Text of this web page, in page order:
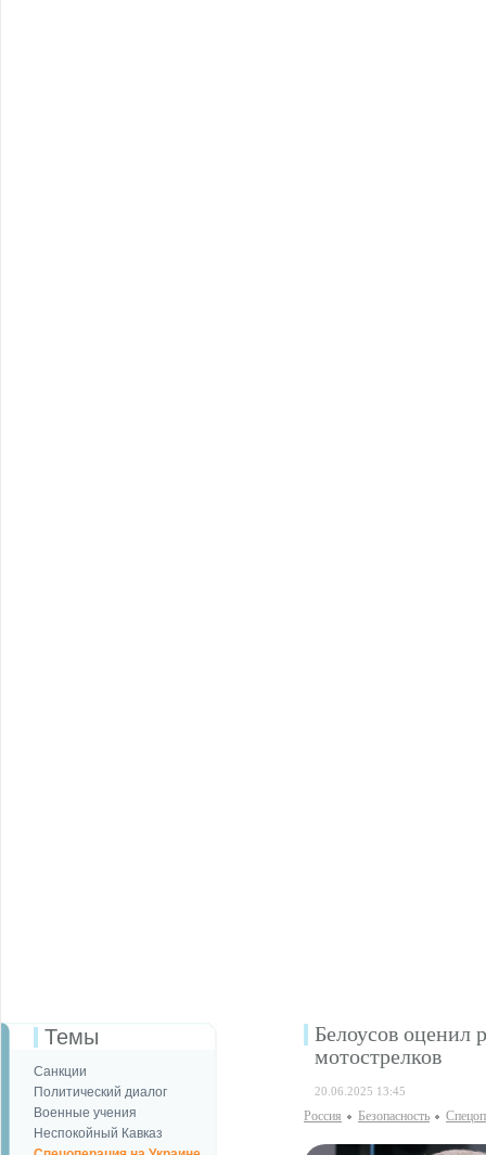
Темы
Санкции
Политический диалог
Военные учения
Неспокойный Кавказ
Белоусов оценил
мотострелков
20.06.2025 13:45
Россия Безопаcность